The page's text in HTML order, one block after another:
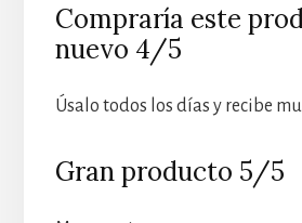
Compraría este
nuevo 4/5
Úsalo todos los días y recibe
Gran producto 5/5